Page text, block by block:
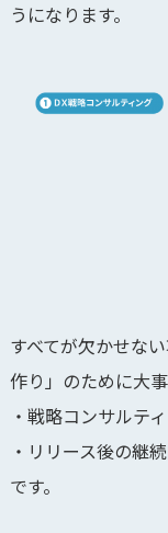
うになります。
すべてが欠かせな
作り」のために大
・戦略コンサルテ
・リリース後の継
です。